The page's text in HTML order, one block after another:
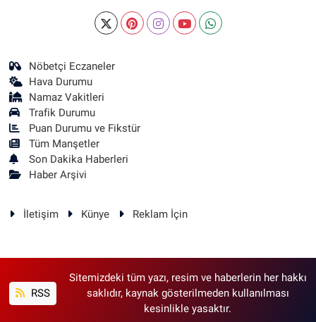
Nöbetçi Eczaneler
Hava Durumu
Namaz Vakitleri
Trafik Durumu
Puan Durumu ve Fikstür
Tüm Manşetler
Son Dakika Haberleri
Haber Arşivi
İletişim Künye Reklam İçin
RSS
Sitemizdeki tüm yazı, resim ve haberlerin her hakkı
saklıdır, kaynak gösterilmeden kullanılması
kesinlikle yasaktır.